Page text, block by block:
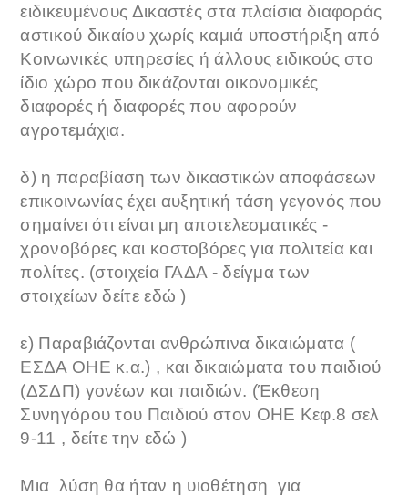
ειδικευμένους Δικαστές στα πλαίσια διαφοράς
αστικού δικαίου χωρίς καμιά υποστήριξη από
Κοινωνικές υπηρεσίες ή άλλους ειδικούς στο
ίδιο χώρο που δικάζονται οικονομικές
διαφορές ή διαφορές που αφορούν
αγροτεμάχια.
δ) η παραβίαση των δικαστικών αποφάσεων
επικοινωνίας έχει αυξητική τάση γεγονός που
σημαίνει ότι είναι μη αποτελεσματικές -
χρονοβόρες και κοστοβόρες για πολιτεία και
πολίτες. (στοιχεία ΓΑΔΑ - δείγμα των
στοιχείων δείτε εδώ )
ε) Παραβιάζονται ανθρώπινα δικαιώματα (
ΕΣΔΑ ΟΗΕ κ.α.) , και δικαιώματα του παιδιού
(ΔΣΔΠ) γονέων και παιδιών. (Έκθεση
Συνηγόρου του Παιδιού στον ΟΗΕ Κεφ.8 σελ
9-11 , δείτε την εδώ )
Μια λύση θα ήταν η υιοθέτηση για